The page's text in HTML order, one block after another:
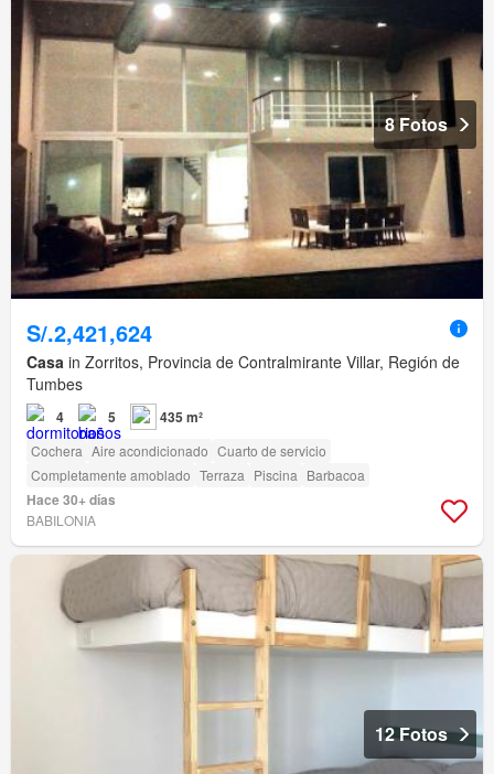
8 Fotos
S/.2,421,624
Casa in Zorritos, Provincia de Contralmirante Villar, Región de
Tumbes
4 5 435 m²
Cochera Aire acondicionado Cuarto de servicio
Completamente amoblado Terraza Piscina Barbacoa
Hace 30+ días
BABILONIA
12 Fotos